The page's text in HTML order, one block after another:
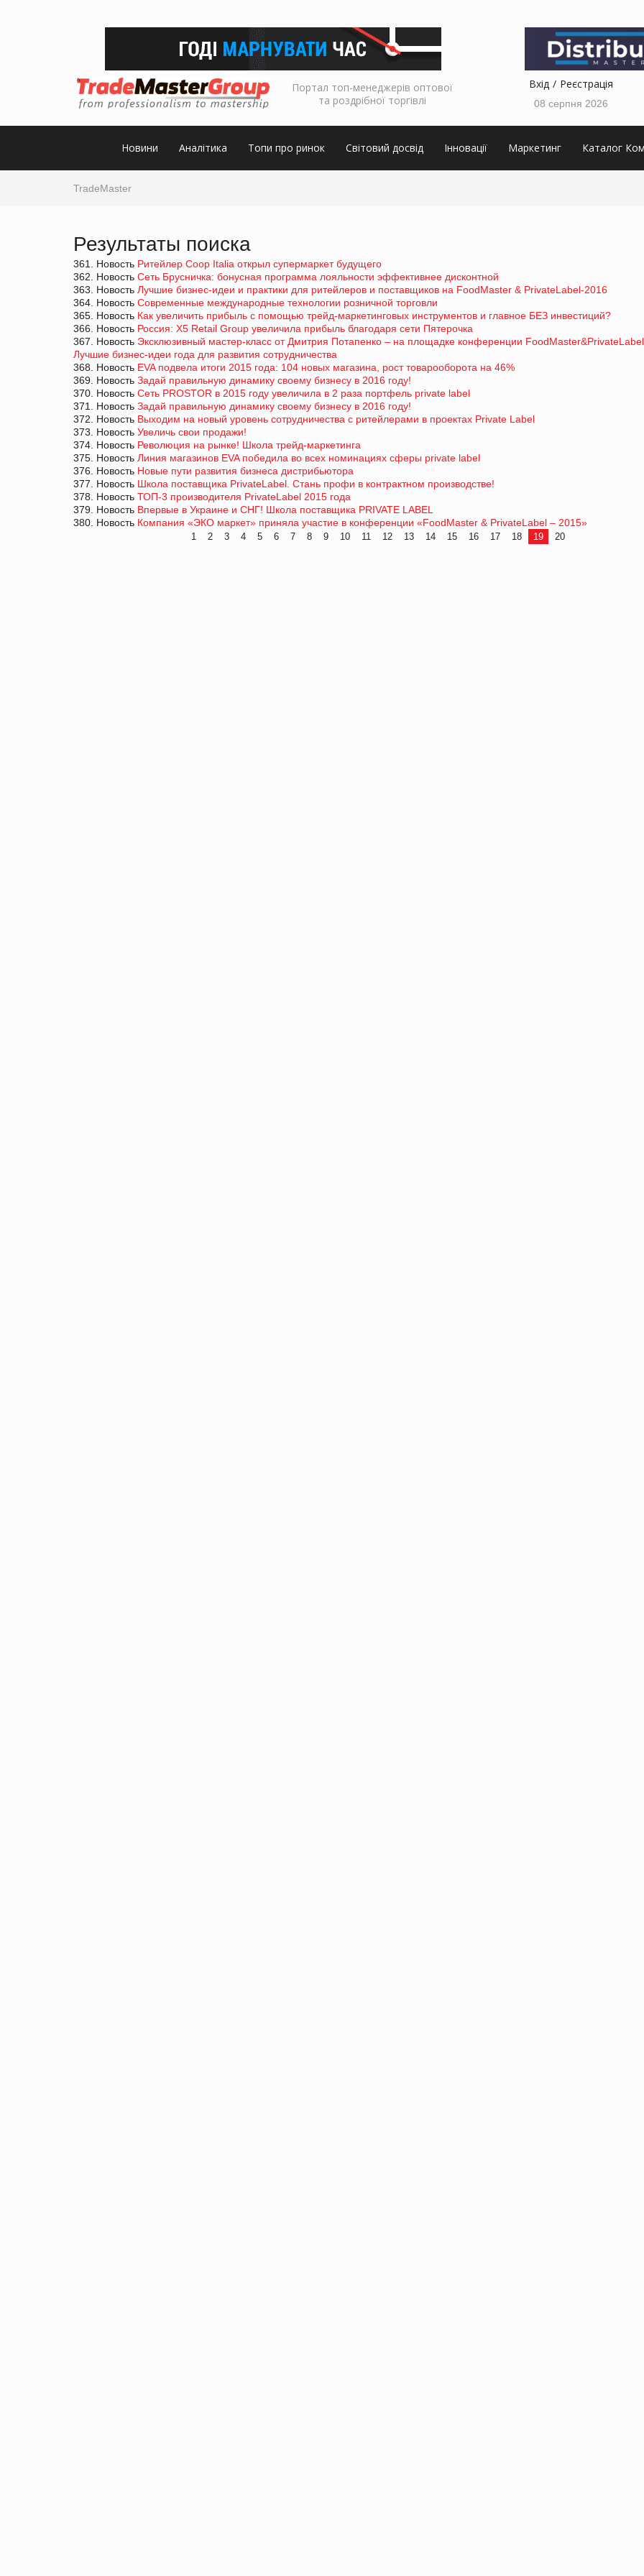
Портал топ-менеджерів оптової
та роздрібної торгівлі
Вхід Реєстрація
08 серпня 2026
Новини Аналітика Топи про ринок Світовий досвід Інновації Маркетинг Каталог
TradeMaster
Результаты поиска
361. Новость Ритейлер Coop Italia открыл супермаркет будущего
362. Новость Сеть Брусничка: бонусная программа лояльности эффективнее дисконтной
363. Новость Лучшие бизнес-идеи и практики для ритейлеров и поставщиков на FoodMaster & PrivateLabel-2016
364. Новость Современные международные технологии розничной торговли
365. Новость Как увеличить прибыль с помощью трейд-маркетинговых инструментов и главное БЕЗ инвестиций?
366. Новость Россия: X5 Retail Group увеличила прибыль благодаря сети Пятерочка
367. Новость Эксклюзивный мастер-класс от Дмитрия Потапенко – на площадке конференции
Лучшие бизнес-идеи года для развития сотрудничества
368. Новость EVA подвела итоги 2015 года: 104 новых магазина, рост товарооборота на 46%
369. Новость Задай правильную динамику своему бизнесу в 2016 году!
370. Новость Сеть PROSTOR в 2015 году увеличила в 2 раза портфель private label
371. Новость Задай правильную динамику своему бизнесу в 2016 году!
372. Новость Выходим на новый уровень сотрудничества с ритейлерами в проектах Private Label
373. Новость Увеличь свои продажи!
374. Новость Революция на рынке! Школа трейд-маркетинга
375. Новость Линия магазинов EVA победила во всех номинациях сферы private label
376. Новость Новые пути развития бизнеса дистрибьютора
377. Новость Школа поставщика PrivateLabel. Стань профи в контрактном производстве!
378. Новость ТОП-3 производителя PrivateLabel 2015 года
379. Новость Впервые в Украине и СНГ! Школа поставщика PRIVATE LABEL
380. Новость Компания «ЭКО маркет» приняла участие в конференции «FoodMaster & PrivateLabel – 2015»
1 2 3 4 5 6 7 8 9 10 11 12 13 14 15 16 17 18 19 20